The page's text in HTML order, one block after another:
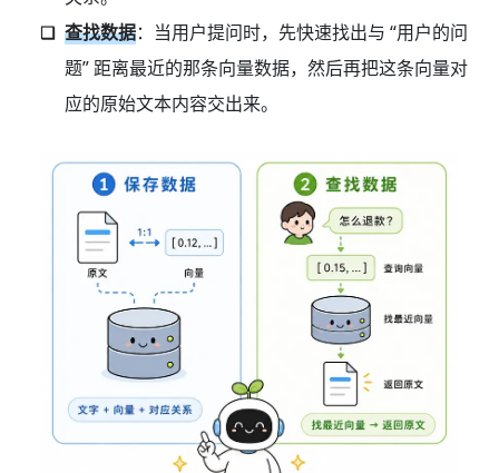
查找数据：当用户提问时，先快速找出与 “用户的问
题” 距离最近的那条向量数据，然后再把这条向量对
应的原始文本内容交出来。